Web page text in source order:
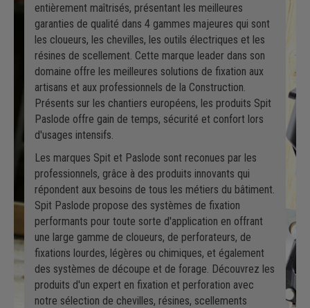
entièrement maîtrisés, présentant les meilleures
garanties de qualité dans 4 gammes majeures qui sont
les cloueurs, les chevilles, les outils électriques et les
résines de scellement. Cette marque leader dans son
domaine offre les meilleures solutions de fixation aux
artisans et aux professionnels de la Construction.
Présents sur les chantiers européens, les produits Spit
Paslode offre gain de temps, sécurité et confort lors
d'usages intensifs.
Les marques Spit et Paslode sont reconues par les
professionnels, grâce à des produits innovants qui
répondent aux besoins de tous les métiers du bâtiment.
Spit Paslode propose des systèmes de fixation
performants pour toute sorte d'application en offrant
une large gamme de cloueurs, de perforateurs, de
fixations lourdes, légères ou chimiques, et également
des systèmes de découpe et de forage. Découvrez les
produits d'un expert en fixation et perforation avec
notre sélection de chevilles, résines, scellements